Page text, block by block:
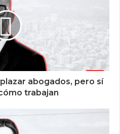
abogados, pero sí
trabajan